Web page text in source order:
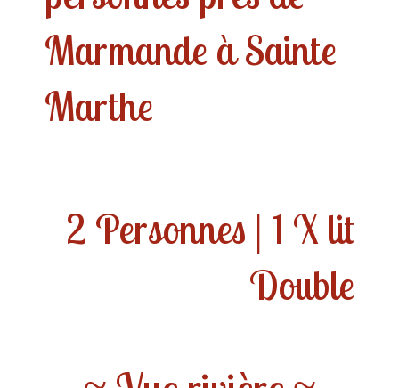
Marmande à Sainte
Marthe
2 Personnes | 1 X lit
Double